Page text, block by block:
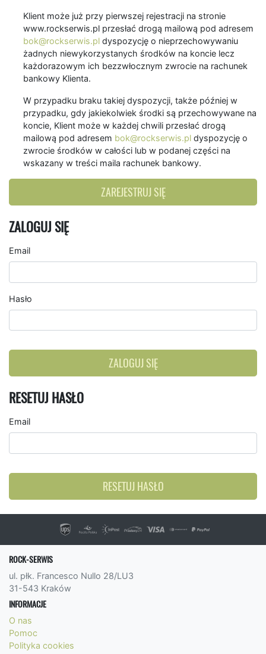
Klient może już przy pierwszej rejestracji na stronie
www.rockserwis.pl przesłać drogą mailową pod adresem
bok@rockserwis.pl dyspozycję o nieprzechowywaniu
żadnych niewykorzystanych środków na koncie lecz
każdorazowym ich bezzwłocznym zwrocie na rachunek
bankowy Klienta.
W przypadku braku takiej dyspozycji, także później w
przypadku, gdy jakiekolwiek środki są przechowywane na
koncie, Klient może w każdej chwili przesłać drogą
mailową pod adresem bok@rockserwis.pl dyspozycję o
zwrocie środków w całości lub w podanej części na
wskazany w treści maila rachunek bankowy.
ZAREJESTRUJ SIĘ
ZALOGUJ SIĘ
Email
Hasło
ZALOGUJ SIĘ
RESETUJ HASŁO
Email
RESETUJ HASŁO
ROCK-SERWIS
ul. płk. Francesco Nullo 28/LU3
31-543 Kraków
INFORMACJE
O nas
Pomoc
Polityka cookies